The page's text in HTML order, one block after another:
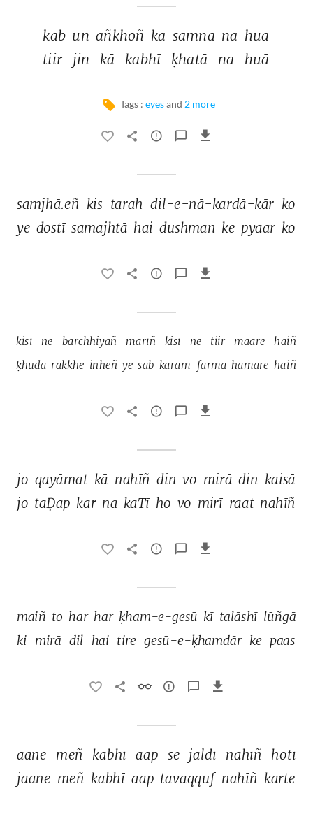
kab un āñkhoñ kā sāmnā na huā
tiir jin kā kabhī ḳhatā na huā
Tags : eyesand 2 more
samjhā.eñ kis tarah dil-e-nā-kardā-kār ko
ye dostī samajhtā hai dushman ke pyaar ko
kisī ne barchhiyāñ mārīñ kisī ne tiir maare
haiñ
ḳhudā rakkhe inheñ ye sab karam-farmā hamāre haiñ
jo qayāmat kā nahīñ din vo mirā din kaisā
jo taḌap kar na kaTī ho vo mirī raat nahīñ
maiñ to har har ḳham-e-gesū kī talāshī lūñgā
ki mirā dil hai tire gesū-e-ḳhamdār ke paas
aane meñ kabhī aap se jaldī nahīñ
hotī
jaane meñ kabhī aap tavaqquf nahīñ karte